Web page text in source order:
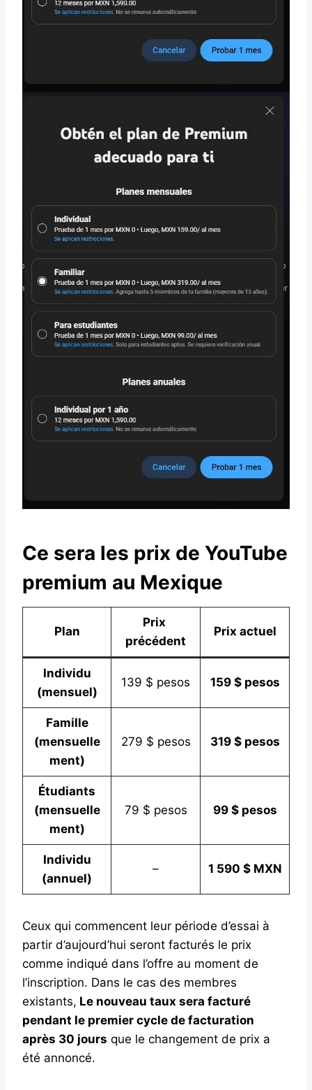
Ce sera les prix de YouTube
premium au Mexique
Plan
Prix ​​
précédent
Prix ​​actuel
Individu
(mensuel)
139 $ pesos 159 $ pesos
Famille
(mensuelle
ment)
279 $ pesos 319 $ pesos
Étudiants
(mensuelle
ment)
79 $ pesos 99 $ pesos
Individu
(annuel)
– 1 590 $ MXN
Ceux qui commencent leur période d’essai à
partir d’aujourd’hui seront facturés le prix
comme indiqué dans l’offre au moment de
l’inscription. Dans le cas des membres
existants, Le nouveau taux sera facturé
pendant le premier cycle de facturation
après 30 jours que le changement de prix a
été annoncé.